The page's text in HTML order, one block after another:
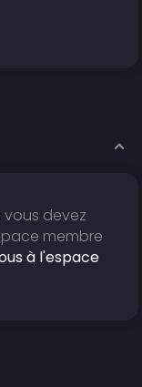
devez
membre
à l'espace